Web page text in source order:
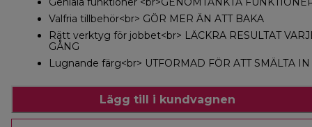
Valfria tillbehör<br> GÖR MER ÄN ATT BAKA
Rätt verktyg för jobbet<br> LÄCKRA RESULTAT
GÅNG
Lugnande färg<br> UTFORMAD FÖR ATT SMÄLTA IN
Lägg till i kundvagnen